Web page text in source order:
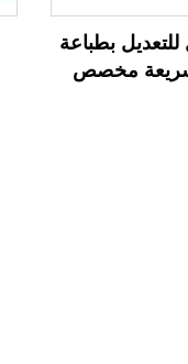
بطباعة
مخصص